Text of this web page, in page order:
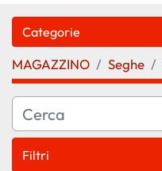
Categorie
MAGAZZINO Seghe
Filtri